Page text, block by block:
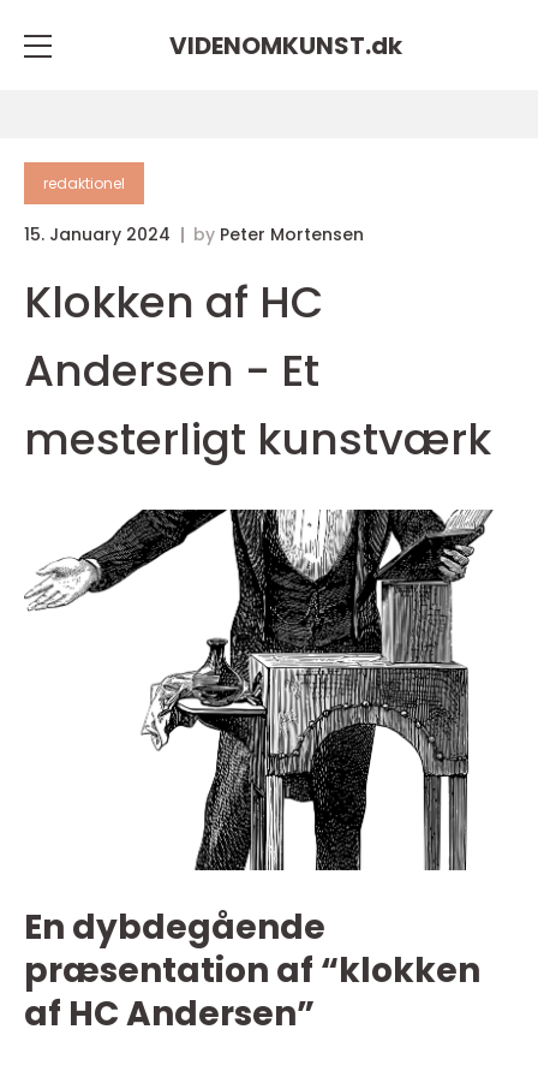
VIDENOMKUNST.dk
redaktionel
15. January 2024 by Peter Mortensen
Klokken af HC
Andersen - Et
mesterligt kunstværk
En dybdegående
præsentation af “klokken
af HC Andersen”